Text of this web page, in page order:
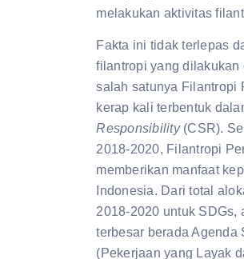
melakukan aktivitas
Fakta ini tidak terlepas
filantropi yang dilakukan
salah satunya Filantropi
kerap kali terbentuk
Responsibility (CSR).
2018-2020, Filantropi
memberikan manfaat
Indonesia. Dari total
2018-2020 untuk SDGs,
terbesar berada Agenda
(Pekerjaan yang Layak